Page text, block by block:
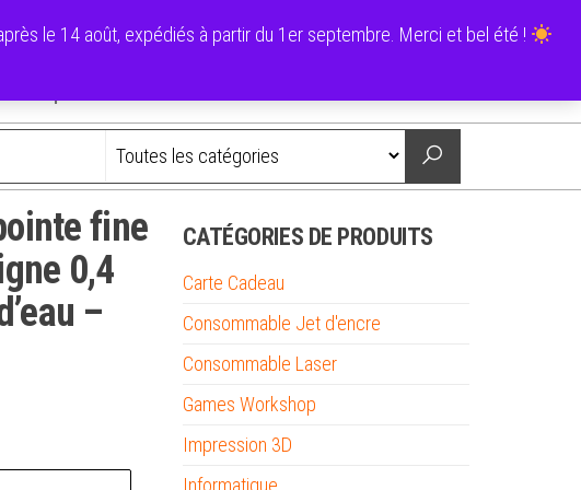
le 14 août, expédiés à partir du 1er septembre. Merci et bel été !
0,00 €
fine
0,4
–
CATÉGORIES DE PRODUITS
Carte Cadeau
Consommable Jet d'encre
Consommable Laser
Games Workshop
Impression 3D
Informatique